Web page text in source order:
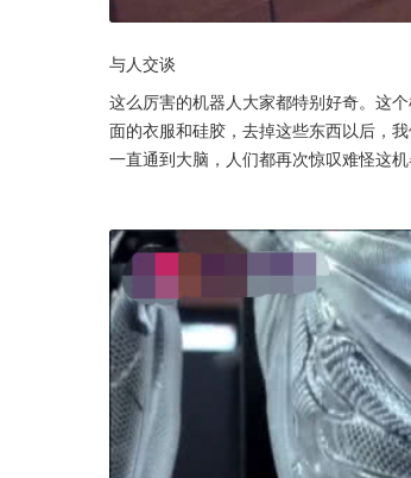
与人交谈
这么厉害的机器人大家都特别好奇。这
面的衣服和硅胶，去掉这些东西以后，
一直通到大脑，人们都再次惊叹难怪这